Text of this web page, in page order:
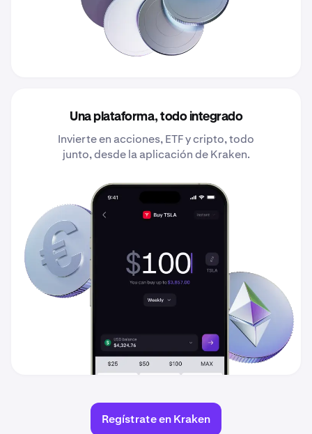
Una plataforma, todo integrado
Invierte en acciones, ETF y cripto, todo
junto, desde la aplicación de Kraken.
Regístrate en Kraken